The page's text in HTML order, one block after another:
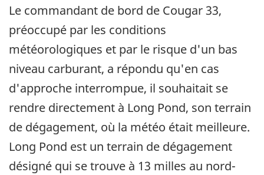
Le commandant de bord de Cougar 33,
préoccupé par les conditions
météorologiques et par le risque d'un bas
niveau carburant, a répondu qu'en cas
d'approche interrompue, il souhaitait se
rendre directement à Long Pond, son terrain
de dégagement, où la météo était meilleure.
Long Pond est un terrain de dégagement
désigné qui se trouve à 13 milles au nord-